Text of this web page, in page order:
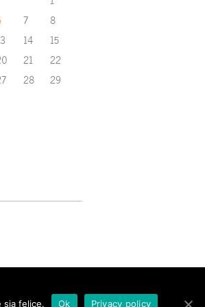
7
8
14
15
21
22
28
29
sia felice. Ok Privacy policy